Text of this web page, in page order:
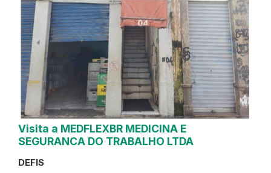
Visita a MEDFLEXBR MEDICINA E
SEGURANCA DO TRABALHO LTDA
DEFIS